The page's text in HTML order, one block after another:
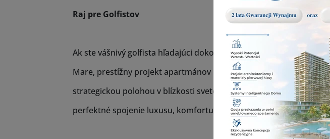
Raj pre Golfistov
Ak ste vášnivý golfista hľadajúci dokonalé miesto pre váš druhý
Mare, prestížny projekt apartmánov nachádzajúci sa v malebnej
strategickou polohou v blízkosti svetovo uznávaného golfového
perfektné spojenie luxusu, komfortu a športového vyžitia.